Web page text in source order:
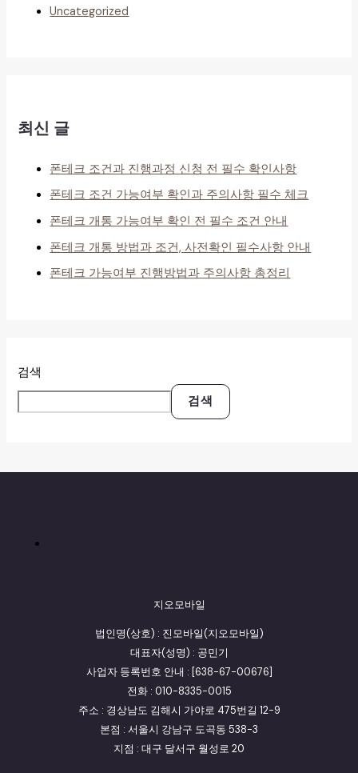
Uncategorized
최신 글
폰테크 조건과 진행과정 신청 전 필수 확인사항
폰테크 조건 가능여부 확인과 주의사항 필수 체크
폰테크 개통 가능여부 확인 전 필수 조건 안내
폰테크 개통 방법과 조건, 사전확인 필수사항 안내
폰테크 가능여부 진행방법과 주의사항 총정리
검색
검색
지오모바일
법인명(상호) : 진모바일(지오모바일)
대표자(성명) : 공민기
사업자 등록번호 안내 : [638-67-00676]
전화 : 010-8335-0015
주소 : 경상남도 김해시 가야로 475번길 12-9
본점 : 서울시 강남구 도곡동 538-3
지점 : 대구 달서구 월성로 20